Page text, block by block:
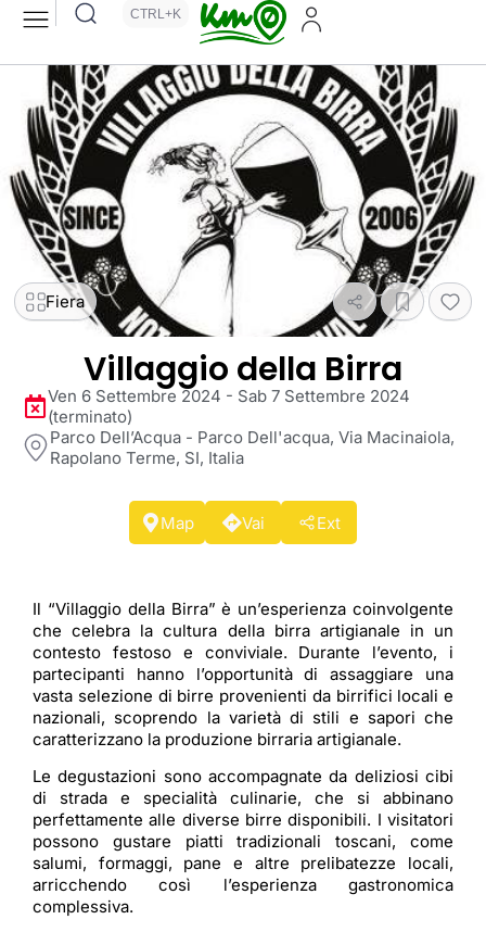
CTRL+K
Fiera
Villaggio della Birra
Ven 6 Settembre 2024 - Sab 7 Settembre 2024
(terminato)
Parco Dell’Acqua - Parco Dell'acqua, Via Macinaiola,
Rapolano Terme, SI, Italia
Map Vai Ext
Il “Villaggio della Birra” è un’esperienza coinvolgente
che celebra la cultura della birra artigianale in un
contesto festoso e conviviale. Durante l’evento, i
partecipanti hanno l’opportunità di assaggiare una
vasta selezione di birre provenienti da birrifici locali e
nazionali, scoprendo la varietà di stili e sapori che
caratterizzano la produzione birraria artigianale.
Le degustazioni sono accompagnate da deliziosi cibi
di strada e specialità culinarie, che si abbinano
perfettamente alle diverse birre disponibili. I visitatori
possono gustare piatti tradizionali toscani, come
salumi, formaggi, pane e altre prelibatezze locali,
arricchendo così l’esperienza gastronomica
complessiva.